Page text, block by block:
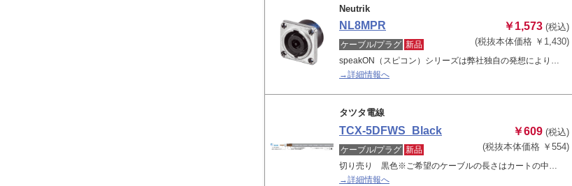
Neutrik
NL8MPR ￥1,573 (税込)
(税抜本体価格 ￥1,430)
ケーブル/プラグ 新品
speakON（スピコン）シリーズは弊社独自の発想により…
→詳細情報へ
タツタ電線
TCX-5DFWS_Black ￥609 (税込)
(税抜本体価格 ￥554)
ケーブル/プラグ 新品
切り売り 黒色※ご希望のケーブルの長さはカートの中…
→詳細情報へ